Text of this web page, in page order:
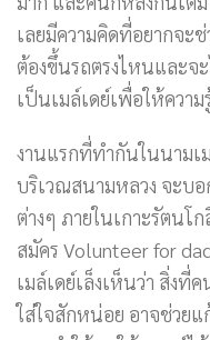
เลยมีความคิดที่อยากจะ
ต้องขึ้นรถตรงไหนและจ
เป็นเมล์เดย์เพื่อให้ความ
งานแรกที่ทำกันในนาม
บริเวณสนามหลวง จะบ
ต่างๆ ภายในเกาะรัตนโ
สมัคร Volunteer for
เมล์เดย์เล็งเห็นว่า สิ่งที่
ใส่ใจสักหน่อย อาจช่วย